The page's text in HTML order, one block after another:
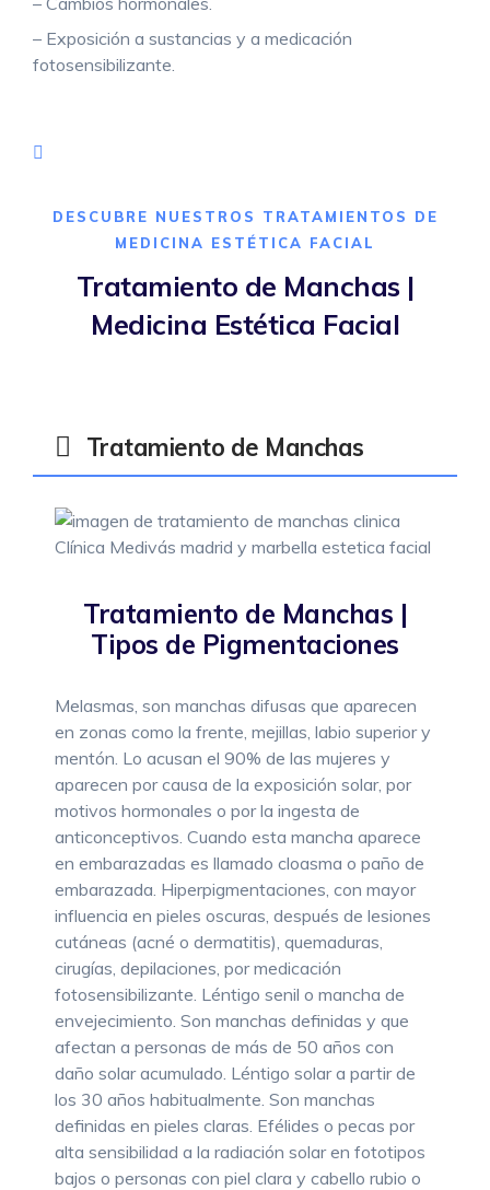
Neurología
Epilepsia
Demencia
Cefalea en Racimos
cerebral
Migraña
Parkinson
Psicología
Podología
Radiología
– Exposición a sustancias y a medicación
fotosensibilizante.
DESCUBRE NUESTROS TRATAMIENTOS DE
MEDICINA ESTÉTICA FACIAL
Tratamiento de Manchas |
Medicina Estética Facial
Tratamiento de Manchas
Tratamiento de Manchas |
Tipos de Pigmentaciones
Melasmas, son manchas difusas que aparecen
en zonas como la frente, mejillas, labio superior y
mentón. Lo acusan el 90% de las mujeres y
aparecen por causa de la exposición solar, por
motivos hormonales o por la ingesta de
anticonceptivos. Cuando esta mancha aparece
en embarazadas es llamado cloasma o paño de
embarazada. Hiperpigmentaciones, con mayor
influencia en pieles oscuras, después de lesiones
cutáneas (acné o dermatitis), quemaduras,
cirugías, depilaciones, por medicación
fotosensibilizante. Léntigo senil o mancha de
envejecimiento. Son manchas definidas y que
afectan a personas de más de 50 años con
daño solar acumulado. Léntigo solar a partir de
los 30 años habitualmente. Son manchas
definidas en pieles claras. Efélides o pecas por
alta sensibilidad a la radiación solar en fototipos
bajos o personas con piel clara y cabello rubio o